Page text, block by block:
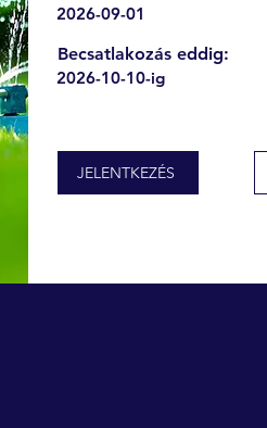
2026-09-01
Becsatlakozás eddig:
2026-10-10-ig
JELENTKEZÉS